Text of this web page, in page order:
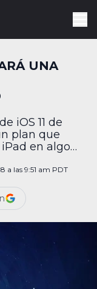
UNA
iOS 11 de
plan que
en algo
como
su
a las 9:51 am PDT